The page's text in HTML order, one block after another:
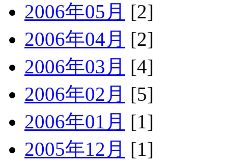
2006年05月 [2]
2006年04月 [2]
2006年03月 [4]
2006年02月 [5]
2006年01月 [1]
2005年12月 [1]